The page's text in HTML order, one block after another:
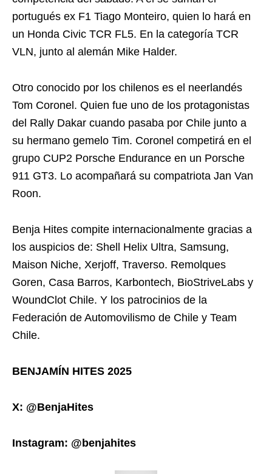
portugués ex F1 Tiago Monteiro, quien lo hará en
un Honda Civic TCR FL5. En la categoría TCR
VLN, junto al alemán Mike Halder.
Otro conocido por los chilenos es el neerlandés
Tom Coronel. Quien fue uno de los protagonistas
del Rally Dakar cuando pasaba por Chile junto a
su hermano gemelo Tim. Coronel competirá en el
grupo CUP2 Porsche Endurance en un Porsche
911 GT3. Lo acompañará su compatriota Jan Van
Roon.
Benja Hites compite internacionalmente gracias a
los auspicios de: Shell Helix Ultra, Samsung,
Maison Niche, Xerjoff, Traverso. Remolques
Goren, Casa Barros, Karbontech, BioStriveLabs y
WoundClot Chile. Y los patrocinios de la
Federación de Automovilismo de Chile y Team
Chile.
BENJAMÍN HITES 2025
X: @BenjaHites
Instagram: @benjahites